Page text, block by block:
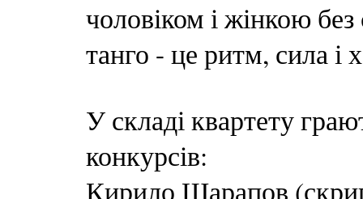
чоловіком і жінкою
танго - це ритм, сила і
У складі квартету
конкурсів:
Кирило Шарапов